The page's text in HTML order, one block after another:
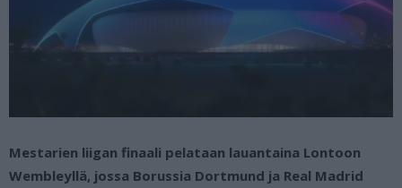
Mestarien liigan finaali pelataan lauantaina Lontoon
Wembleyllä, jossa Borussia Dortmund ja Real Madrid